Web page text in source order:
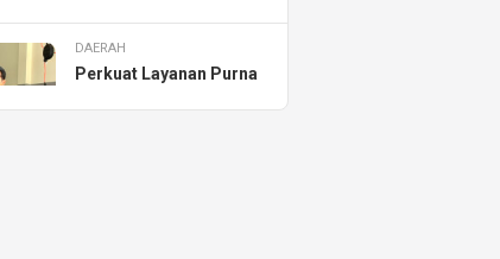
DAERAH
Perkuat Layanan Purna